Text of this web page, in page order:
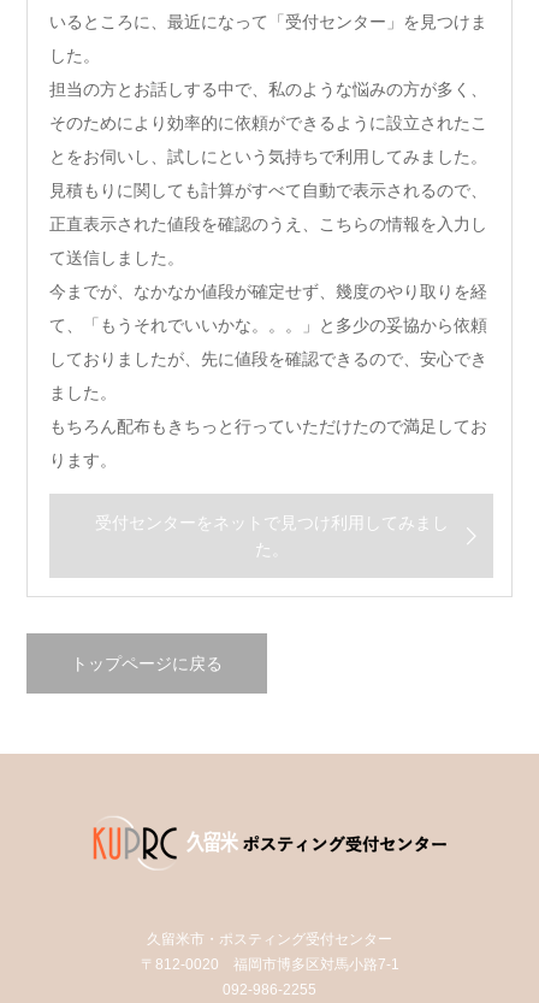
いるところに、最近になって「受付センター」を見つけま
した。
担当の方とお話しする中で、私のような悩みの方が多く、
そのためにより効率的に依頼ができるように設立されたこ
とをお伺いし、試しにという気持ちで利用してみました。
見積もりに関しても計算がすべて自動で表示されるので、
正直表示された値段を確認のうえ、こちらの情報を入力し
て送信しました。
今までが、なかなか値段が確定せず、幾度のやり取りを経
て、「もうそれでいいかな。。。」と多少の妥協から依頼
しておりましたが、先に値段を確認できるので、安心でき
ました。
もちろん配布もきちっと行っていただけたので満足してお
ります。
受付センターをネットで見つけ利用してみまし
た。
トップページに戻る
久留米市・ポスティング受付センター
〒812-0020 福岡市博多区対馬小路7-1
092-986-2255